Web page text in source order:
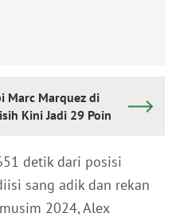
Marc Marquez di
Kini Jadi 29 Poin
detik dari posisi
sang adik dan rekan
2024, Alex